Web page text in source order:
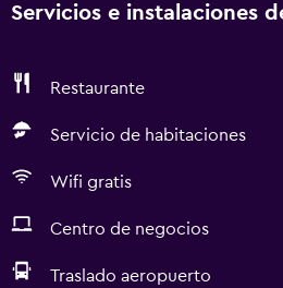
Servicios e instalaciones
Restaurante
Servicio de habitaciones
Wifi gratis
Centro de negocios
Traslado aeropuerto